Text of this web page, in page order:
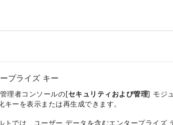
プライズ キー
理者コンソールの[セキュリティおよび管理] モジ
キーを表示または再生成できます。
トでは、ユーザー データを含むエンタープライ